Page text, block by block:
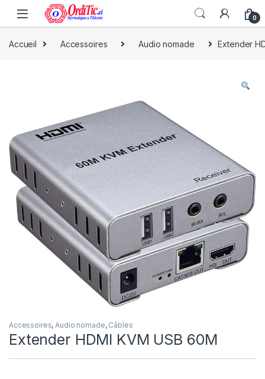
0
Accueil Accessoires Audio nomade Extender
Accessoires, Audio nomade, Câbles
Extender HDMI KVM USB 60M